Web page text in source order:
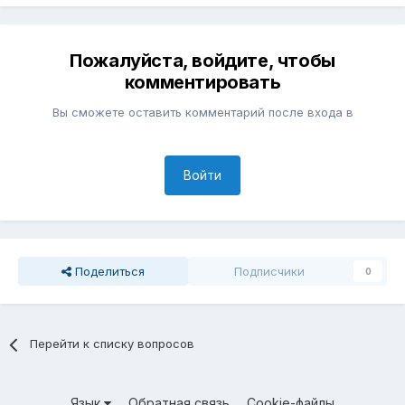
Пожалуйста, войдите, чтобы
комментировать
Вы сможете оставить комментарий после входа в
Войти
Поделиться Подписчики 0
Перейти к списку вопросов